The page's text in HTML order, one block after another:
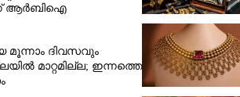
ആർബിഐ
മൂന്നാം ദിവസവും
മാറ്റമില്ല; ഇന്നത്തെ